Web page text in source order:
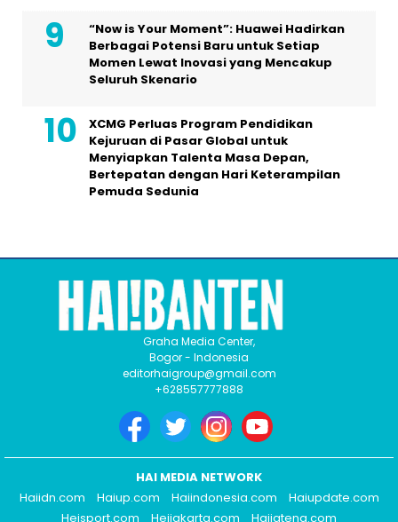
“Now is Your Moment”: Huawei Hadirkan
Berbagai Potensi Baru untuk Setiap
Momen Lewat Inovasi yang Mencakup
Seluruh Skenario
XCMG Perluas Program Pendidikan
Kejuruan di Pasar Global untuk
Menyiapkan Talenta Masa Depan,
Bertepatan dengan Hari Keterampilan
Pemuda Sedunia
Graha Media Center,
Bogor - Indonesia
editorhaigroup@gmail.com
+628557777888
HAI MEDIA NETWORK
Haiidn.com
Haiup.com Haiindonesia.com
Haiupdate.com
Heisport.com
Heijakarta.com Haijateng.com